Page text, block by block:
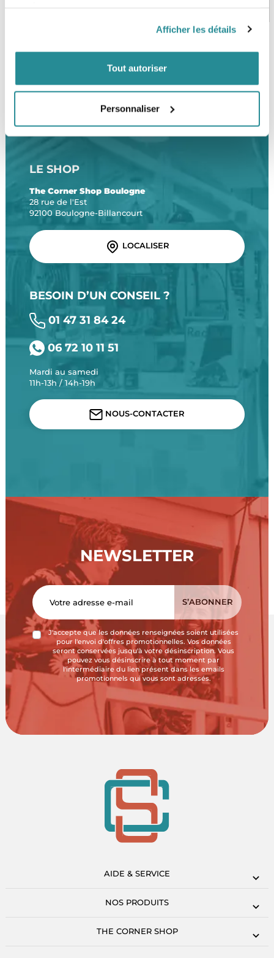
Afficher les détails
Tout autoriser
Personnaliser
FRAIS DE PORT OFFERTS
LE SHOP
The Corner Shop Boulogne
28 rue de l'Est
92100 Boulogne-Billancourt
LOCALISER
BESOIN D’UN CONSEIL ?
01 47 31 84 24
06 72 10 11 51
Mardi au samedi
11h-13h / 14h-19h
NOUS-CONTACTER
NEWSLETTER
J'accepte que les données renseignées soient utilisées
pour l'envoi d'offres promotionnelles. Vos données
seront conservées jusqu'à votre désinscription. Vous
pouvez vous désinscrire à tout moment par
l'intermédiaire du lien présent dans les emails
promotionnels qui vous sont adressés.
AIDE & SERVICE
NOS PRODUITS
THE CORNER SHOP